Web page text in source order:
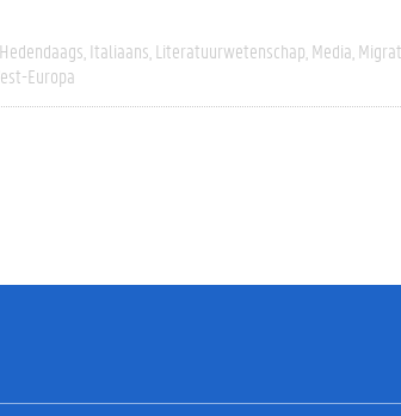
Hedendaags Italiaans Literatuurwetenschap Media
Europa